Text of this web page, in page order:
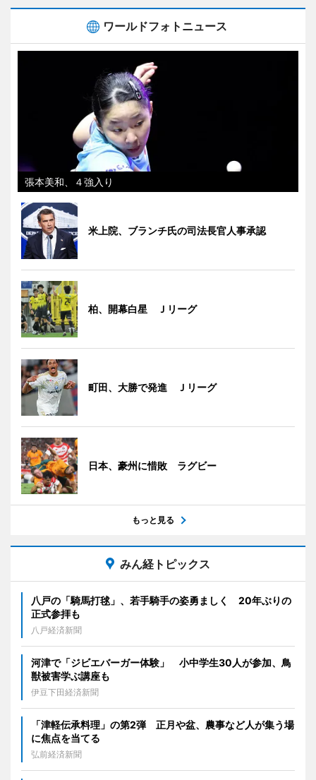
ワールドフォトニュース
張本美和、４強入り
米上院、ブランチ氏の司法長官人事承認
柏、開幕白星 Ｊリーグ
町田、大勝で発進 Ｊリーグ
日本、豪州に惜敗 ラグビー
もっと見る
みん経トピックス
八戸の「騎馬打毬」、若手騎手の姿勇ましく 20年ぶりの
正式参拝も
八戸経済新聞
河津で「ジビエバーガー体験」 小中学生30人が参加、鳥
獣被害学ぶ講座も
伊豆下田経済新聞
「津軽伝承料理」の第2弾 正月や盆、農事など人が集う場
に焦点を当てる
弘前経済新聞